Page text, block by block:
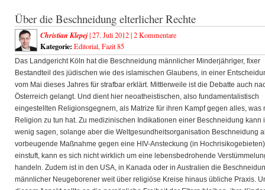
Über die Beschneidung elterlicher Rechte
Christian Klepej| 27. Juli 2012 |2 Kommentare
Kategorie: Editorial, Fazit 85
Das Landgericht Köln hat die Beschneidung männlicher Minderjähriger, fixer
Bestandteil des jüdischen wie des islamischen Glaubens, in einer
vom Mai dieses Jahres für strafbar erklärt. Mittlerweile ist die Debatte auch
Österreich gelangt. Und dient hier neoatheistischen, also fundamentalistisch
eingestellten Religionsgegnern, als Matrize für ihren Kampf gegen alles, was
Religion zu tun hat. Zu medizinischen Indikationen einer Beschneidung kann
wenig sagen, solange aber die Weltgesundheitsorganisation Beschneidung
vorbeugende Maßnahme gegen eine HIV-Ansteckung (in Hochrisikogebieten)
einstuft, kann es sich nicht wirklich um eine lebensbedrohende
handeln. Zudem ist in den USA, in Kanada oder in Australien die
männlicher Neugeborener weit über religiöse Kreise hinaus übliche Praxis.